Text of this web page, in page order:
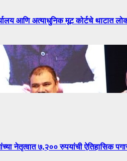
अत्याधुनिक मूट कोर्टचे थाटात
नेतृत्वात ७,२०० रुपयांची ऐतिहासिक